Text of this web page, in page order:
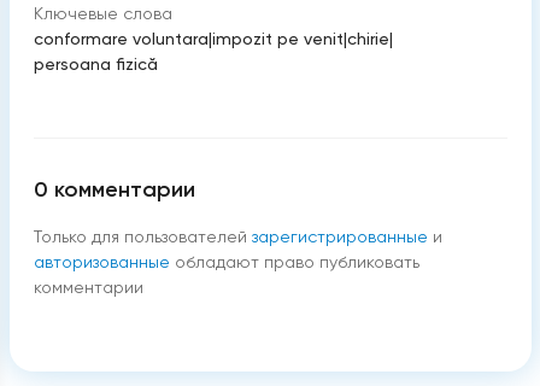
Ключевые слова
conformare voluntara|impozit pe venit|chirie|
persoana fizică
0 комментарии
Только для пользователей зарегистрированные и
авторизованные обладают право публиковать
комментарии